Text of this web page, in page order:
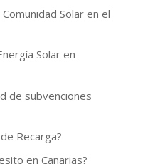
Solar en el
Solar en
de subvenciones
Recarga?
en Canarias?